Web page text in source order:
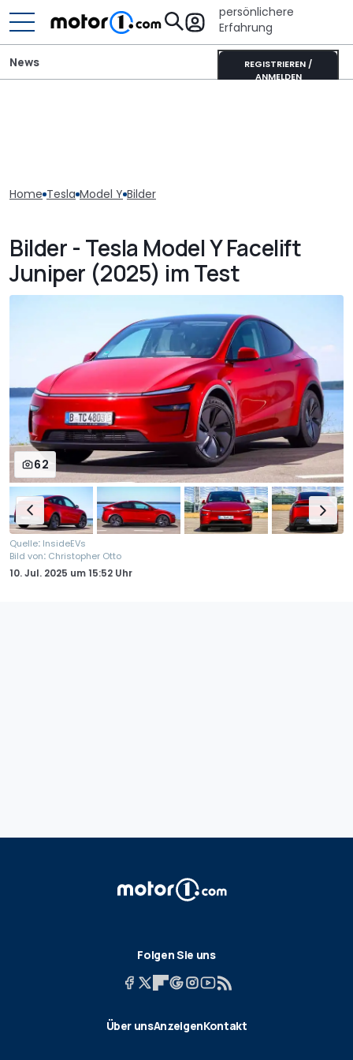
persönlichere
Erfahrung
REGISTRIEREN /
ANMELDEN
News
Home Tesla Model Y Bilder
Bilder - Tesla Model Y Facelift
Juniper (2025) im Test
62
Quelle: InsideEVs
Bild von: Christopher Otto
10. Jul. 2025 um15:52 Uhr
Folgen Sie uns
Über unsAnzeigenKontakt